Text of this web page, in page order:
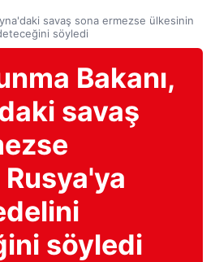
savaş sona ermezse ülkesinin
söyledi
Bakanı,
savaş
söyledi